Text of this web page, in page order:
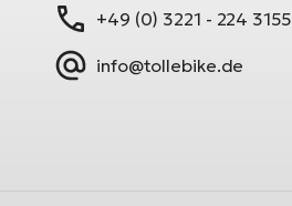
+49 (0) 3221 - 224 3155
info@tollebike.de